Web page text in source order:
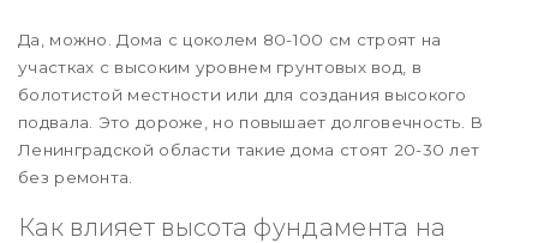
Да, можно. Дома с цоколем 80-100 см строят на
участках с высоким уровнем грунтовых вод, в
болотистой местности или для создания высокого
подвала. Это дороже, но повышает долговечность. В
Ленинградской области такие дома стоят 20-30 лет
без ремонта.
Как влияет высота фундамента на